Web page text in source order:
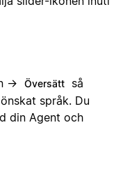
→ Översätt
så
språk. Du
din Agent och